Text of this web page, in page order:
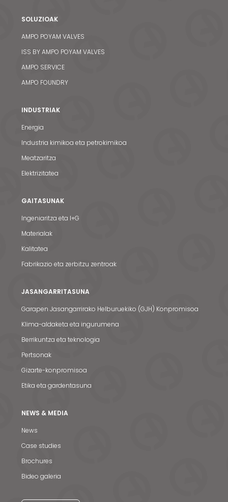
SOLUZIOAK
AMPO POYAM VALVES
ISS BY AMPO POYAM VALVES
AMPO SERVICE
AMPO FOUNDRY
INDUSTRIAK
Energia
Industria kimikoa eta petrokimikoa
Meatzaritza
Elektrizitatea
GAITASUNAK
Ingeniaritza eta I+G
Materialak
Kalitatea
Fabrikazio eta zerbitzu zentroak
JASANGARRITASUNA
Garapen Jasangarrirako Helburuekiko (GJH) Konpromisoa
Klima-aldaketa eta ingurumena
Berrikuntza eta teknologia
Pertsonak
Gizarte-konpromisoa
Etika eta gardentasuna
NEWS & MEDIA
News
Case studies
Brochures
Bideo galeria